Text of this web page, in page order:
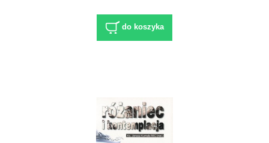
do koszyka